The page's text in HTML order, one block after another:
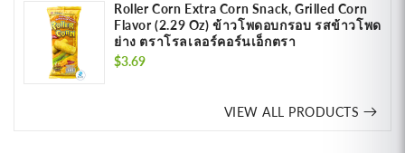
Roller Corn Extra Corn Snack, Grilled Corn
Flavor (2.29 Oz) ข้าวโพดอบกรอบ รสข้าวโพด
ย่าง ตราโรลเลอร์คอร์นเอ็กตรา
Regular
$3.69
VIEW ALL PRODUCTS